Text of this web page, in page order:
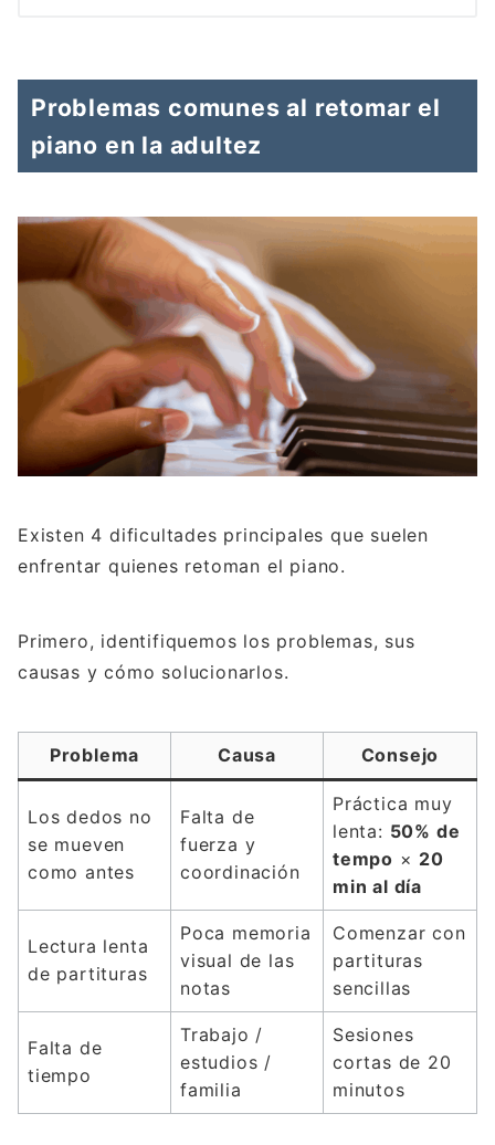
Problemas comunes al retomar el
piano en la adultez
Existen 4 dificultades principales que suelen
enfrentar quienes retoman el piano.
Primero, identifiquemos los problemas, sus
causas y cómo solucionarlos.
Problema Causa Consejo
Los dedos no
se mueven
como antes
Falta de
fuerza y
coordinación
Práctica muy
lenta: 50% de
tempo × 20
min al día
Lectura lenta
de partituras
Poca memoria
visual de las
notas
Comenzar con
partituras
sencillas
Falta de
tiempo
Trabajo /
estudios /
familia
Sesiones
cortas de 20
minutos